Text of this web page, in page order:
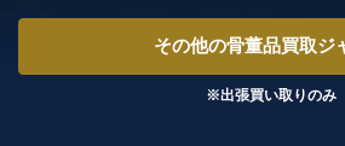
その他の骨董品買取ジ
※出張買い取りのみ